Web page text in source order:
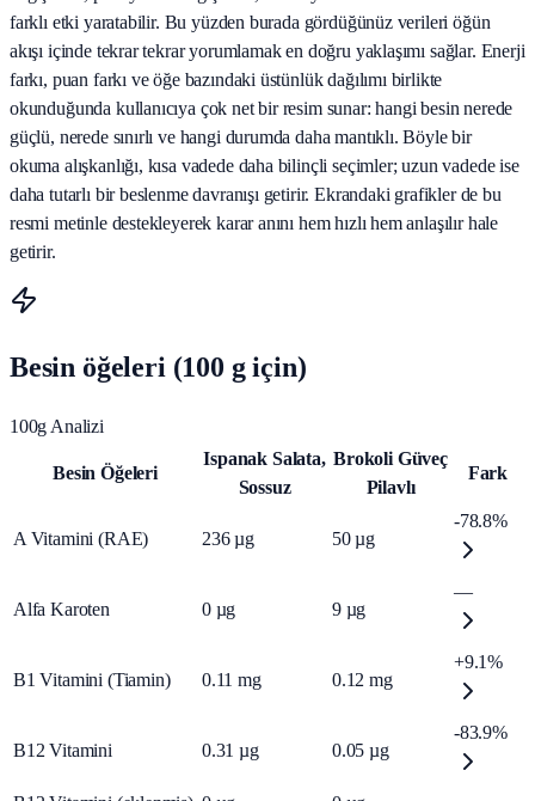
farklı etki yaratabilir. Bu yüzden burada gördüğünüz verileri öğün
akışı içinde tekrar tekrar yorumlamak en doğru yaklaşımı sağlar. Enerji
farkı, puan farkı ve öğe bazındaki üstünlük dağılımı birlikte
okunduğunda kullanıcıya çok net bir resim sunar: hangi besin nerede
güçlü, nerede sınırlı ve hangi durumda daha mantıklı. Böyle bir
okuma alışkanlığı, kısa vadede daha bilinçli seçimler; uzun vadede ise
daha tutarlı bir beslenme davranışı getirir. Ekrandaki grafikler de bu
resmi metinle destekleyerek karar anını hem hızlı hem anlaşılır hale
getirir.
Besin öğeleri (100 g için)
100g Analizi
Besin Öğeleri
Ispanak Salata,
Sossuz
Brokoli Güveç
Pilavlı
Fark
A Vitamini (RAE) 236 µg 50 µg
-78.8%
Alfa Karoten 0 µg 9 µg
—
B1 Vitamini (Tiamin) 0.11 mg 0.12 mg
+9.1%
B12 Vitamini 0.31 µg 0.05 µg
-83.9%